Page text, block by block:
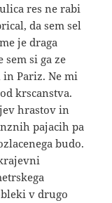
res ne rabi
da sem sel
je draga
si ga ze
Pariz. Ne mi
krscanstva.
hrastov in
pajacih pa
budo.
v drugo